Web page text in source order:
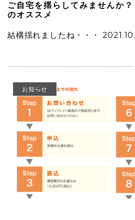
ご自宅を揺らしてみませんか？
のオススメ
結構揺れましたね・・・
お知らせ